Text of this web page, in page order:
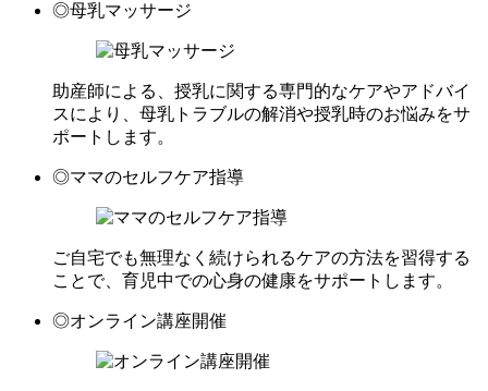
◎母乳マッサージ
助産師による、授乳に関する専門的なケアやアドバイ
スにより、母乳トラブルの解消や授乳時のお悩みをサ
ポートします。
◎ママのセルフケア指導
ご自宅でも無理なく続けられるケアの方法を習得する
ことで、育児中での心身の健康をサポートします。
◎オンライン講座開催